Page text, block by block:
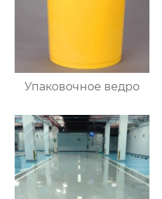
Упаковочное ведро